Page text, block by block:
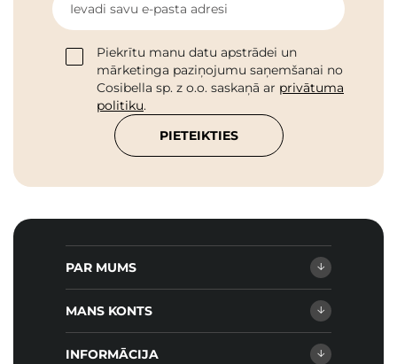
Ievadi savu e-pasta adresi
Piekrītu manu datu apstrādei un
mārketinga paziņojumu saņemšanai no
Cosibella sp. z o.o. saskaņā ar privātuma
politiku.
PIETEIKTIES
PAR MUMS
MANS KONTS
INFORMĀCIJA